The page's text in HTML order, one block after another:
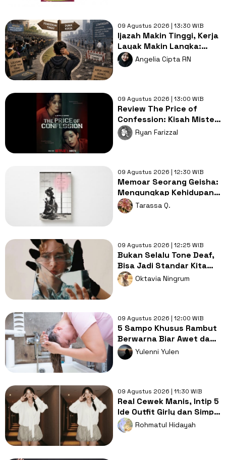
09 Agustus 2026 | 13:30 WIB
Ijazah Makin Tinggi, Kerja
Layak Makin Langka:
Siapa yang Gagal?
Angelia Cipta RN
09 Agustus 2026 | 13:00 WIB
Review The Price of
Confession: Kisah Misteri
Gelap Penjara Korea
Selatan!
Ryan Farizzal
09 Agustus 2026 | 12:30 WIB
Memoar Seorang Geisha:
Mengungkap Kehidupan
Geisha Sebelum Perang
Dunia II
Tarassa Q.
09 Agustus 2026 | 12:25 WIB
Bukan Selalu Tone Deaf,
Bisa Jadi Standar Kita
yang Sudah Berbeda
Oktavia Ningrum
09 Agustus 2026 | 12:00 WIB
5 Sampo Khusus Rambut
Berwarna Biar Awet dan
Tahan Lama
Yulenni Yulen
09 Agustus 2026 | 11:30 WIB
Real Cewek Manis, Intip 5
Ide Outfit Girly dan Simpel
ala Chae SooBin!
Rohmatul Hidayah